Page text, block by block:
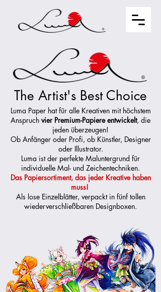
The Artist's Best Choice
Luma Paper hat für alle Kreativen mit höchstem
Anspruch vier Premium-Papiereentwickelt, die
jeden überzeugen!
Ob Anfänger oder Profi, ob Künstler, Designer
oder Illustrator.
Luma ist der perfekte Maluntergrund für
individuelle Mal- und Zeichentechniken.
Das Papiersortiment, das jeder Kreative haben
muss!
Als lose Einzelblätter, verpackt in fünf tollen
wiederverschließbaren Designboxen.